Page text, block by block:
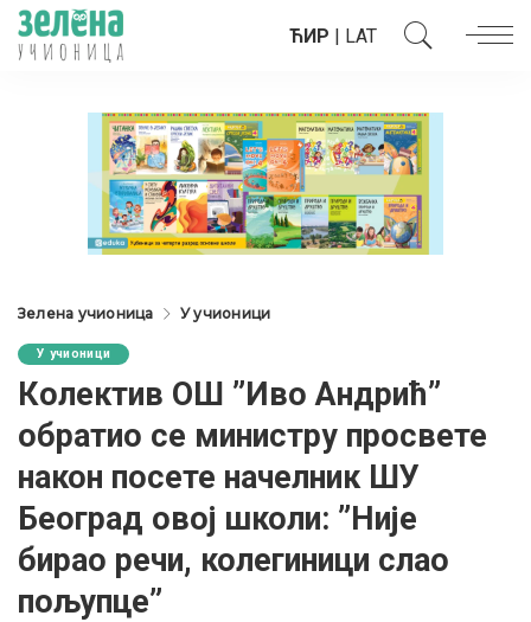
ЋИР | LAT
Зелена учионица У учионици
У учионици
Колектив ОШ ”Иво Андрић”
обратио се министру просвете
након посете начелник ШУ
Београд овој школи: ”Није
бирао речи, колегиници слао
пољупце”